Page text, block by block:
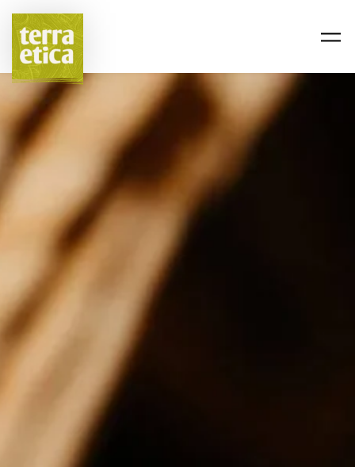
Passer au contenu principal